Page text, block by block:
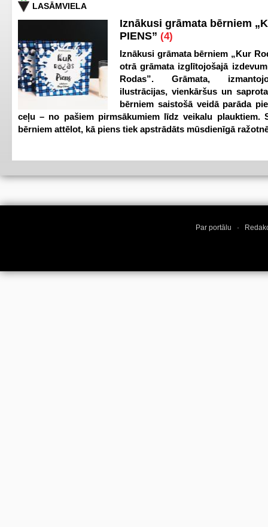
LASĀMVIELA
Iznākusi grāmata bērniem
PIENS” (4)
Iznākusi grāmata bērniem „Kur
otrā grāmata izglītojošajā
Rodas”. Grāmata,
ilustrācijas, vienkāršus un
bērniem saistošā veidā parāda
ceļu – no pašiem pirmsākumiem līdz veikalu plauktiem.
bērniem attēlot, kā piens tiek apstrādāts mūsdienīgā
Par portālu ·